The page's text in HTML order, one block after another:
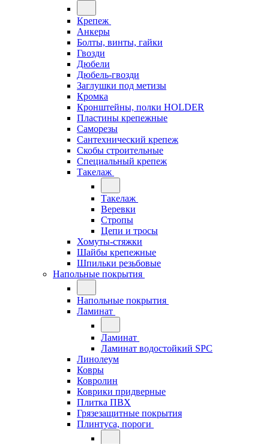
Крепеж
Анкеры
Болты, винты, гайки
Гвозди
Дюбели
Дюбель-гвозди
Заглушки под метизы
Кромка
Кронштейны, полки НОLDER
Пластины крепежные
Саморезы
Сантехнический крепеж
Скобы строительные
Специальный крепеж
Такелаж
Такелаж
Веревки
Стропы
Цепи и тросы
Хомуты-стяжки
Шайбы крепежные
Шпильки резьбовые
Напольные покрытия
Напольные покрытия
Ламинат
Ламинат
Ламинат водостойкий SPC
Линолеум
Ковры
Ковролин
Коврики придверные
Плитка ПВХ
Грязезащитные покрытия
Плинтуса, пороги